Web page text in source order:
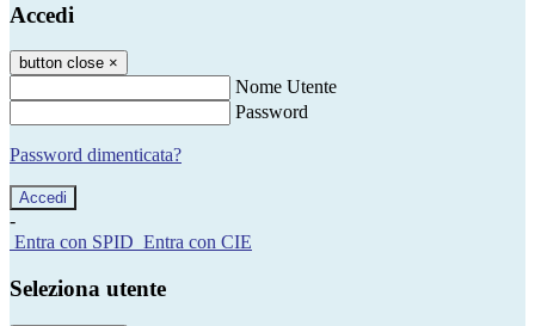
Accedi
button close ×
Nome Utente
Password
Password dimenticata?
-
Entra con SPID Entra con CIE
Seleziona utente